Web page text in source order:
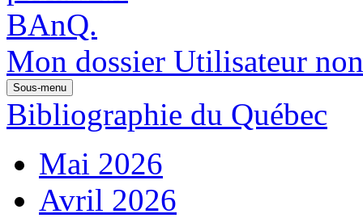
Mon dossier Utilisateur
Sous-menu
Bibliographie du Québec
Mai 2026
Avril 2026